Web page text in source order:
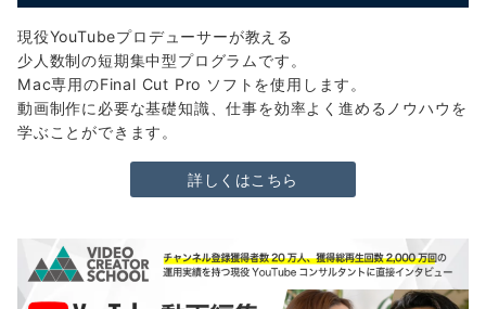
現役YouTubeプロデューサーが教える
少人数制の短期集中型プログラムです。
Mac専用のFinal Cut Pro ソフトを使用します。
動画制作に必要な基礎知識、仕事を効率よく進めるノウハウを
学ぶことができます。
詳しくはこちら